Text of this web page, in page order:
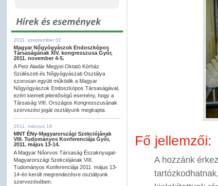
2011. szeptember 02
Magyar Nőgyógyászok Endoszkópos
Társaságának XIV. kongresszusa Győr,
2011. november 4-5.
A Petz Aladár Megyei Oktató Kórház
Szülészeti és Nőgyógyászati Osztálya
szorosan együtt működik a Magyar
Nőgyógyászok Endoszkópos Társaságával,
ezért kiemelt jelentőségű esemény, hogy a
Társaság VIII. Országos Kongresszusának
szervezési jogát osztályunk megkapta.
2011. március 19
MNT ÉNy-Magyarországi Szekciójának
VIII. Tudományos Konferenciája Győr,
2011. május 13-14.
A Magyar Nőorvos Társaság Északnyugat-
Magyarországi Szekciójának VIII.
Tudományos Konferenciája 2011. május 13-
14-én került megrendezésre osztályunk
szervezésében.
Fő jellemzői:
A hozzánk